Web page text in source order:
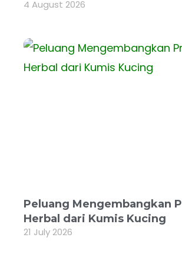
4 August 2026
Peluang Mengembangkan
Herbal dari Kumis Kucing
21 July 2026